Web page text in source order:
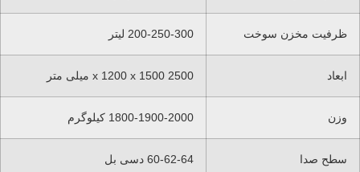
ظرفیت مخزن سوخت 200-250-300 لیتر
ابعاد 2500 x 1200 x 1500 میلی متر
وزن 1800-1900-2000 کیلوگرم
سطح صدا 60-62-64 دسی بل